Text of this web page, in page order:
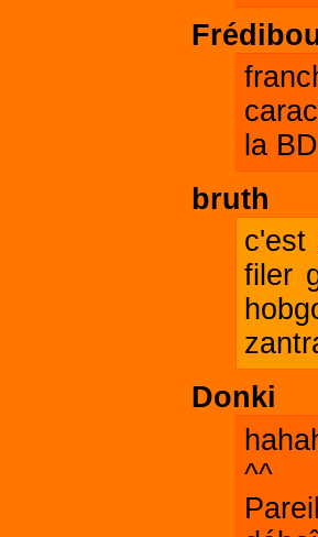
la
bruth
c'est
filer
Donki
^^